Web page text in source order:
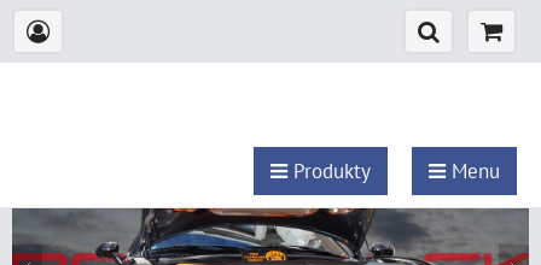
Produkty Menu